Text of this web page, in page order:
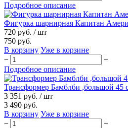
Подробное описание
Фигурка шарнирная Капитан
720 руб. / шт
750 руб.
В корзину Уже в корзине
−
+
Подробное описание
Трансформер Бамблби ,большой 45
3 351 руб. / шт
3 490 руб.
В корзину Уже в корзине
−
+